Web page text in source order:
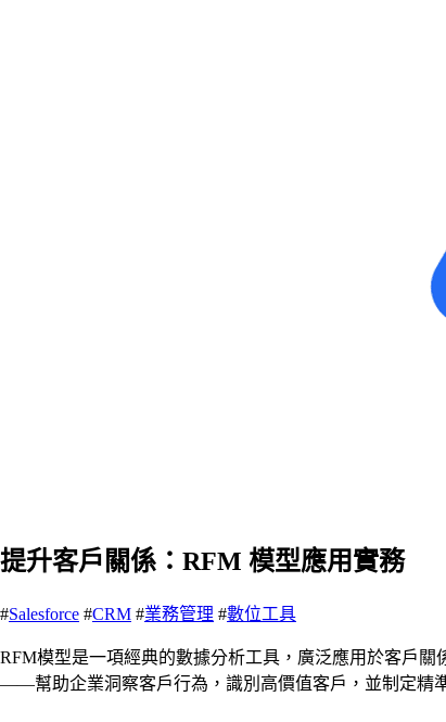
提升客戶關係：RFM 模型應用實務
#Salesforce #CRM #業務管理 #數位工具
RFM模型是一項經典的數據分析工具，廣泛應用於客戶關
——幫助企業洞察客戶行為，識別高價值客戶，並制定精